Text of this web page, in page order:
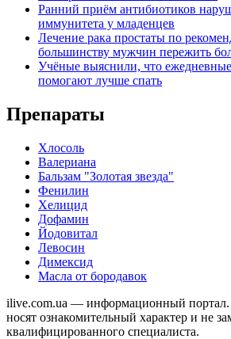
Ранний приём антибиотиков
иммунитета у младенцев
Лечение рака простаты по
большинству мужчин пережить
Учёные выяснили, что
помогают лучше спать
Препараты
Хлосоль
Валериана
Бальзам "Золотая звезда"
Фенилин
Хелицид
Дофамин
Йодовитал
Левосин
Димексид
Масла от бородавок
ilive.com.ua — информационный портал.
носят ознакомительный характер и не
квалифицированного специалиста.